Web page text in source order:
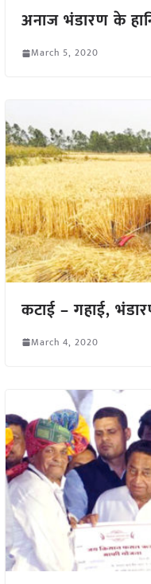
अनाज भंडारण के
March 5, 2020
कटाई – गहाई,
March 4, 2020